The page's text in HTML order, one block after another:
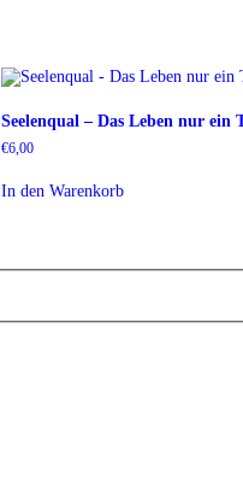
Seelenqual – Das Leben nur
€6,00
In den Warenkorb